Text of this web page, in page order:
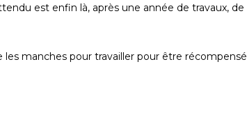
est enfin là, après une année de travaux, de
les manches pour travailler pour être récompensé